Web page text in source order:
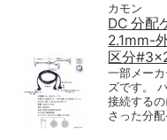
カモン
DC 分配
2.1mm-
区分
一部メー
ズです。
接続する
さった分